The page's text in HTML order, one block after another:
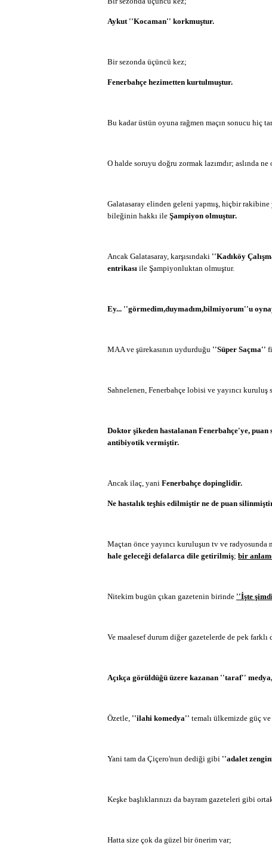
Aykut ''Kocaman'' korkmuştur.
Bir sezonda üçüncü kez;
Fenerbahçe hezimetten kurtulmuştur.
Bu kadar üstün oyuna rağmen maçın sonucu hiç
O halde soruyu doğru zormak lazımdır; aslında ne
Galatasaray elinden geleni yapmış, hiçbir
bileğinin hakkı ile Şampiyon olmuştur.
Ancak Galatasaray, karşısındaki ''Kadıköy
entrikası ile Şampiyonluktan olmuştur.
Ey... ''görmedim,duymadım,bilmiyorum''u
MAA ve şürekasının uydurduğu ''Süper Saçma''
Sahnelenen, Fenerbahçe lobisi ve yayıncı kuruluş
Doktor şikeden hastalanan Fenerbahçe'ye,
antibiyotik vermiştir.
Ancak ilaç, yani Fenerbahçe dopinglidir.
Ne hastalık teşhis edilmiştir ne de puan
Maçtan önce yayıncı kuruluşun tv ve radyosunda
hale geleceği defalarca dile getirilmiş; bir
Nitekim bugün çıkan gazetenin birinde ''İşte
Ve maalesef durum diğer gazetelerde de pek farklı
Açıkça görüldüğü üzere kazanan ''taraf''
Özetle, ''ilahi komedya'' temalı ülkemizde güç
Yani tam da Çiçero'nun dediği gibi ''adalet
Keşke başlıklarınızı da bayram gazeteleri gibi
Hatta size çok da güzel bir önerim var;